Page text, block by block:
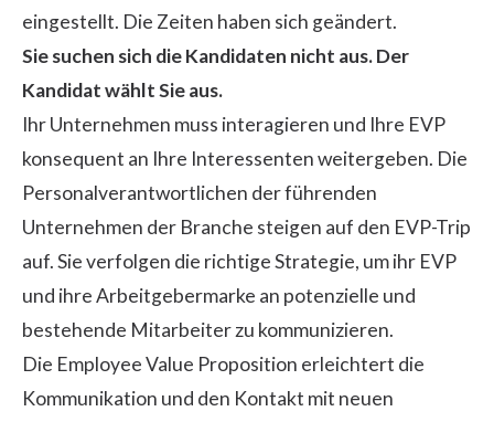
eingestellt. Die Zeiten haben sich geändert.
Sie suchen sich die Kandidaten nicht aus. Der
Kandidat wählt Sie aus.
Ihr Unternehmen muss interagieren und Ihre EVP
konsequent an Ihre Interessenten weitergeben. Die
Personalverantwortlichen der führenden
Unternehmen der Branche steigen auf den EVP-Trip
auf. Sie verfolgen die richtige Strategie, um ihr EVP
und ihre Arbeitgebermarke an potenzielle und
bestehende Mitarbeiter zu kommunizieren.
Die Employee Value Proposition erleichtert die
Kommunikation und den Kontakt mit neuen